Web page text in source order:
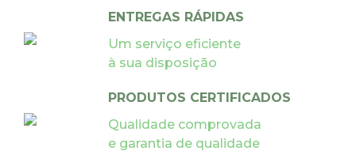
ENTREGAS RÁPIDAS
Um serviço eficiente
à sua disposição
PRODUTOS CERTIFICADOS
Qualidade comprovada
e garantia de qualidade